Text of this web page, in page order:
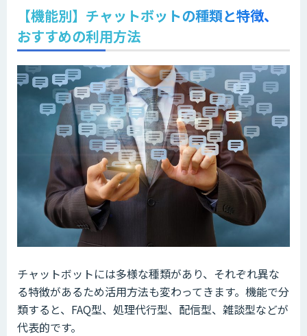
【機能別】チャットボットの種類と特徴、
おすすめの利用方法
チャットボットには多様な種類があり、それぞれ異な
る特徴があるため活用方法も変わってきます。機能で分
類すると、FAQ型、処理代行型、配信型、雑談型などが
代表的です。